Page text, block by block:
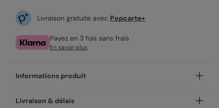
Livraison gratuite avec Popcarte+
Payez en 3 fois sans frais
En savoir plus
Informations produit
Personnalisez votre carte fête des grands pères Jusqu'aux
Livraison & délais